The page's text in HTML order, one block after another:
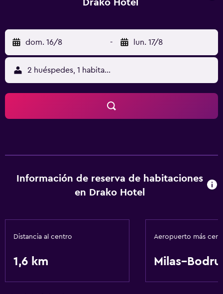
Drako Hotel
dom. 16/8 - lun. 17/8
2 huéspedes, 1 habitación
Información de reserva de habitaciones
en Drako Hotel
Distancia al centro
1,6 km
Aeropuerto más